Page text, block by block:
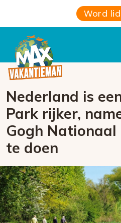
Word
Nederland is
Park rijker,
Gogh
te doen